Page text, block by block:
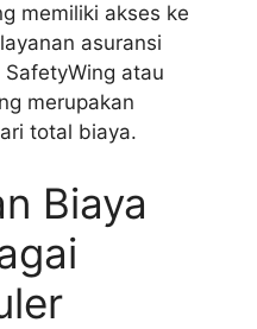
memiliki akses ke
asuransi
atau
merupakan
total biaya.
Biaya